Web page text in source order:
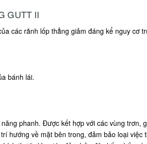
GUTT II
các rãnh lốp thẳng giảm đáng kể nguy cơ
bánh lái.
phanh. Được kết hợp với các vùng
hướng về mặt bên trong, đảm bảo loại